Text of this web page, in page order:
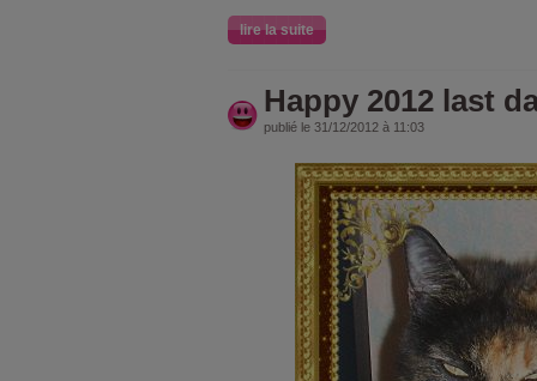
lire la suite
Happy 2012 last
publié le 31/12/2012 à 11:03